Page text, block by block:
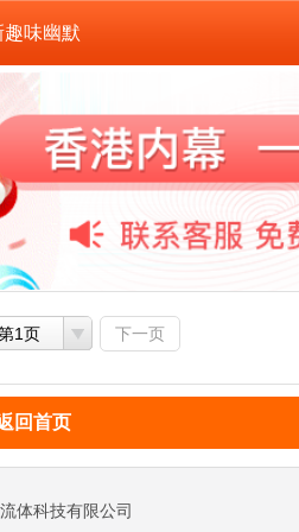
趣味幽默
1页 下一页
回首页
体科技有限公司